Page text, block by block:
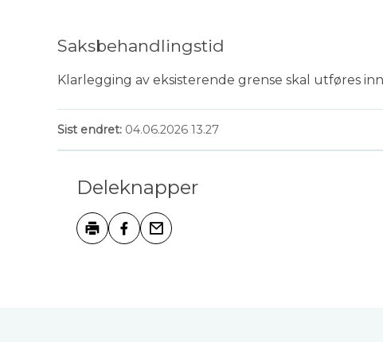
Saksbehandlingstid
Klarlegging av eksisterende grense skal utføres
Sist endret 04.06.2026 13.27
Deleknapper